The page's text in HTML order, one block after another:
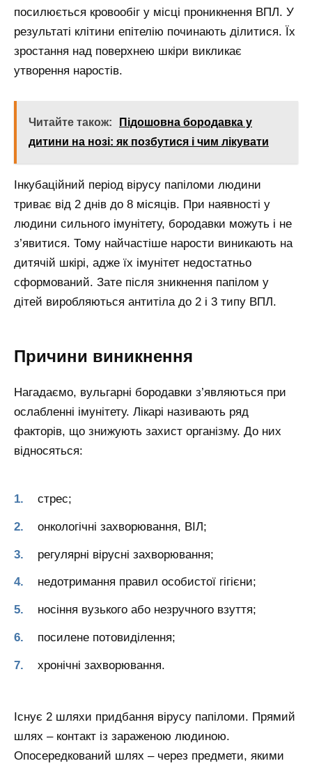
посилюється кровообіг у місці проникнення ВПЛ. У
результаті клітини епітелію починають ділитися. Їх
зростання над поверхнею шкіри викликає
утворення наростів.
Читайте також:
Підошовна бородавка у
дитини на нозі: як позбутися і чим лікувати
Інкубаційний період вірусу папіломи людини
триває від 2 днів до 8 місяців. При наявності у
людини сильного імунітету, бородавки можуть і не
з’явитися. Тому найчастіше нарости виникають на
дитячій шкірі, адже їх імунітет недостатньо
сформований. Зате після зникнення папілом у
дітей виробляються антитіла до 2 і 3 типу ВПЛ.
Причини виникнення
Нагадаємо, вульгарні бородавки з’являються при
ослабленні імунітету. Лікарі називають ряд
факторів, що знижують захист організму. До них
відносяться:
стрес;
онкологічні захворювання, ВІЛ;
регулярні вірусні захворювання;
недотримання правил особистої гігієни;
носіння вузького або незручного взуття;
посилене потовиділення;
хронічні захворювання.
Існує 2 шляхи придбання вірусу папіломи. Прямий
шлях – контакт із зараженою людиною.
Опосередкований шлях – через предмети, якими